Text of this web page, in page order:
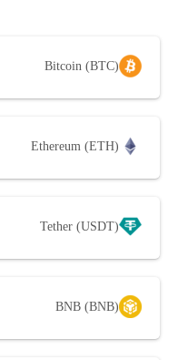
Bitcoin (BTC)
Ethereum (ETH)
Tether (USDT)
BNB (BNB)